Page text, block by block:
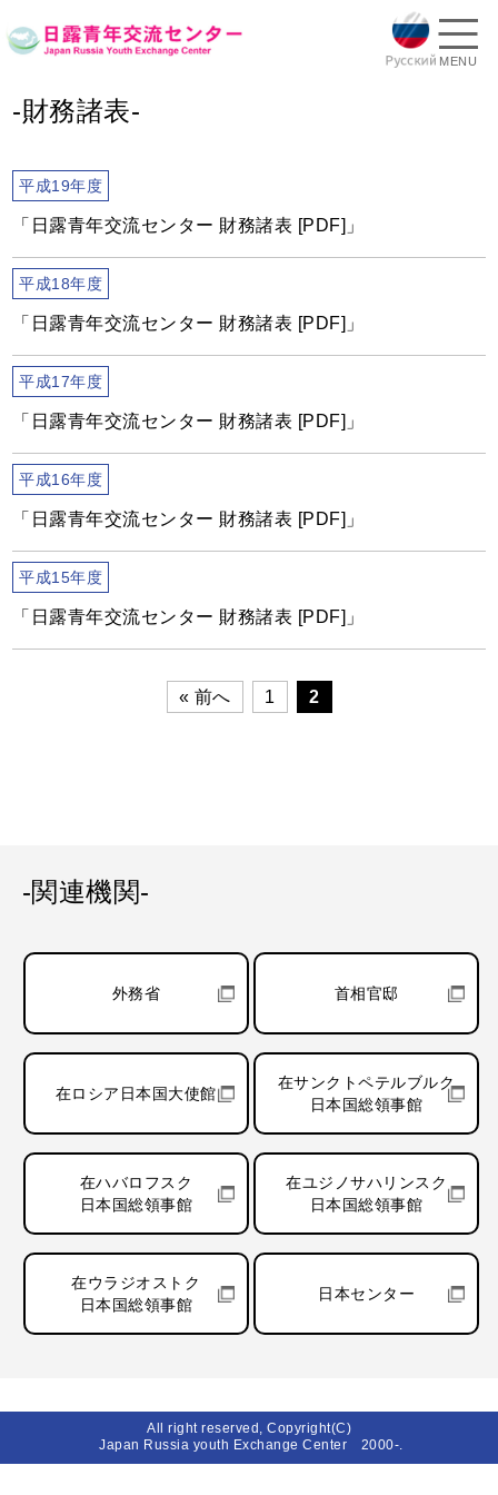
MENU
-財務諸表-
平成19年度
「日露青年交流センター 財務諸表 [PDF]」
平成18年度
「日露青年交流センター 財務諸表 [PDF]」
平成17年度
「日露青年交流センター 財務諸表 [PDF]」
平成16年度
「日露青年交流センター 財務諸表 [PDF]」
平成15年度
「日露青年交流センター 財務諸表 [PDF]」
« 前へ 1 2
-関連機関-
外務省 首相官邸
在ロシア日本国大使館
在サンクトペテルブルク
日本国総領事館
在ハバロフスク
日本国総領事館
在ユジノサハリンスク
日本国総領事館
在ウラジオストク
日本国総領事館
日本センター
All right reserved, Copyright(C)
Japan Russia youth Exchange Center 2000-.